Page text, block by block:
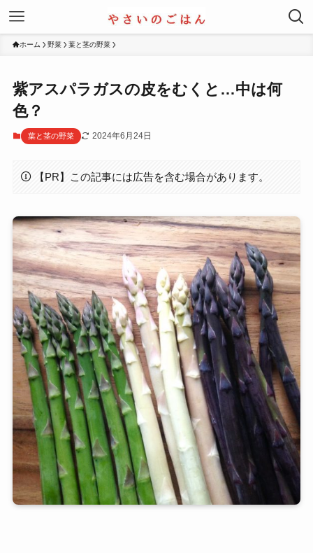
ホーム 野菜 葉と茎の野菜
紫アスパラガスの皮をむくと…中は何
色？
葉と茎の野菜 2024年6月24日
【PR】この記事には広告を含む場合があります。